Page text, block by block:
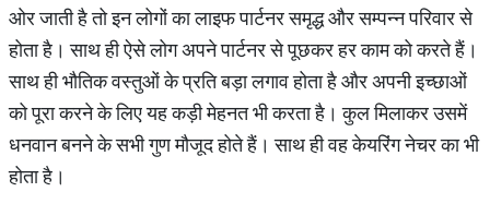
ओर जाती है तो इन लोगों का लाइफ पार्टनर समृद्ध और सम्पन्न परिवार से
होता है। साथ ही ऐसे लोग अपने पार्टनर से पूछकर हर काम को करते हैं।
साथ ही भौतिक वस्तुओं के प्रति बड़ा लगाव होता है और अपनी इच्छाओं
को पूरा करने के लिए यह कड़ी मेहनत भी करता है। कुल मिलाकर उसमें
धनवान बनने के सभी गुण मौजूद होते हैं। साथ ही वह केयरिंग नेचर का भी
होता है।